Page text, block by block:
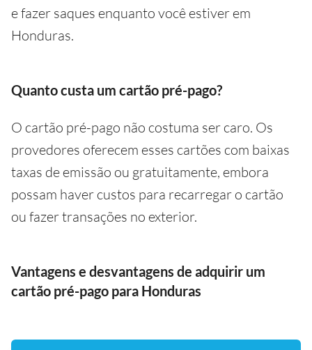
e fazer saques enquanto você estiver em
Honduras.
Quanto custa um cartão pré-pago?
O cartão pré-pago não costuma ser caro. Os
provedores oferecem esses cartões com baixas
taxas de emissão ou gratuitamente, embora
possam haver custos para recarregar o cartão
ou fazer transações no exterior.
Vantagens e desvantagens de adquirir um
cartão pré-pago para Honduras